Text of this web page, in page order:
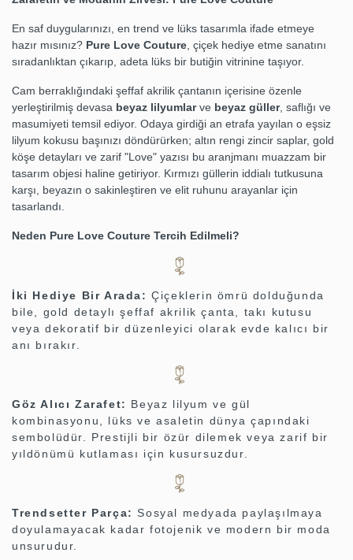
En saf duygularınızı, en trend ve lüks tasarımla ifade etmeye
hazır mısınız? Pure Love Couture , çiçek hediye etme sanatını
sıradanlıktan çıkarıp, adeta lüks bir butiğin vitrinine taşıyor.
Cam berraklığındaki şeffaf akrilik çantanın içerisine özenle
yerleştirilmiş devasa beyaz lilyumlarve beyaz güller, saflığı ve
masumiyeti temsil ediyor. Odaya girdiği an etrafa yayılan o eşsiz
lilyum kokusu başınızı döndürürken; altın rengi zincir saplar, gold
köşe detayları ve zarif "Love" yazısı bu aranjmanı muazzam bir
tasarım objesi haline getiriyor. Kırmızı güllerin iddialı tutkusuna
karşı, beyazın o sakinleştiren ve elit ruhunu arayanlar için
tasarlandı.
Neden Pure Love Couture Tercih Edilmeli?
İki Hediye Bir Arada: Çiçeklerin ömrü dolduğunda
bile, gold detaylı şeffaf akrilik çanta, takı kutusu
veya dekoratif bir düzenleyici olarak evde kalıcı bir
anı bırakır.
Göz Alıcı Zarafet: Beyaz lilyum ve gül
kombinasyonu, lüks ve asaletin dünya çapındaki
sembolüdür. Prestijli bir özür dilemek veya zarif bir
yıldönümü kutlaması için kusursuzdur.
Trendsetter Parça: Sosyal medyada paylaşılmaya
doyulamayacak kadar fotojenik ve modern bir moda
unsurudur.